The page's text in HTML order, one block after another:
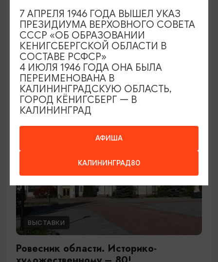
Семейный клуб выходного дня в
Морском выставочном центре
19.07.2026 - 30.08.2026, СБ 12:00, 13:00
Светлогорск, Морской выставочный центр г.
Светлогорск
ВЫСТАВКИ
Ровесник области. Историко-
АФИША
КАЛИНИНГРАД80
7 АПРЕЛЯ 1946 ГОДА ВЫШЕЛ УКАЗ
ПРЕЗИДИУМА ВЕРХОВНОГО СОВЕТА
СССР «ОБ ОБРАЗОВАНИИ
КЕНИГСБЕРГСКОЙ ОБЛАСТИ В
СОСТАВЕ РСФСР»
4 ИЮЛЯ 1946 ГОДА ОНА БЫЛА
ПЕРЕИМЕНОВАНА В
КАЛИНИНГРАДСКУЮ ОБЛАСТЬ,
ГОРОД КЁНИГСБЕРГ — В
КАЛИНИНГРАД